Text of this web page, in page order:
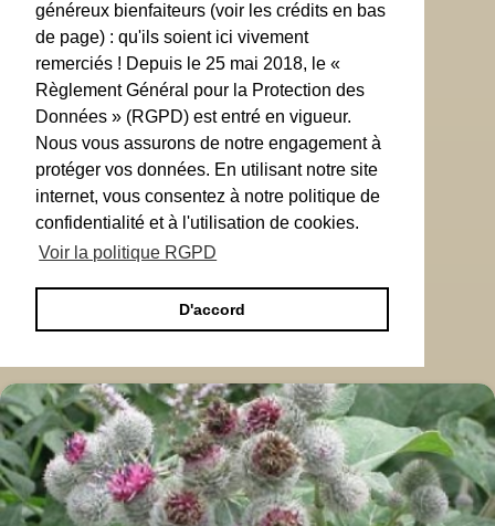
généreux bienfaiteurs (voir les crédits en bas
de page) : qu'ils soient ici vivement
remerciés ! Depuis le 25 mai 2018, le «
Règlement Général pour la Protection des
Données » (RGPD) est entré en vigueur.
Nous vous assurons de notre engagement à
protéger vos données. En utilisant notre site
internet, vous consentez à notre politique de
confidentialité et à l'utilisation de cookies.
Voir la politique RGPD
D'accord